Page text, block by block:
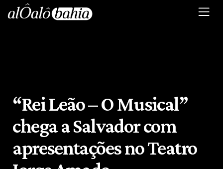
“Rei Leão – O Musical”
chega a Salvador com
apresentações no Teatro